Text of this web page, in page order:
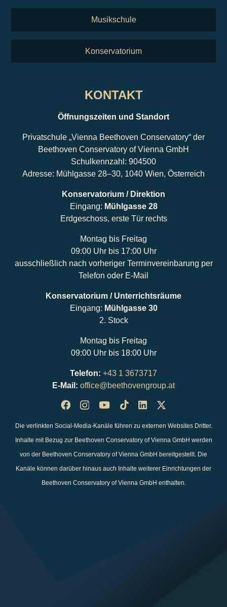
Musikschule
Konservatorium
KONTAKT
Öffnungszeiten und Standort
Privatschule „Vienna Beethoven Conservatory“ der
Beethoven Conservatory of Vienna GmbH
Schulkennzahl: 904500
Adresse: Mühlgasse 28–30, 1040 Wien, Österreich
Konservatorium / Direktion
Eingang: Mühlgasse 28
Erdgeschoss, erste Tür rechts
Montag bis Freitag
09:00 Uhr bis 17:00 Uhr
ausschließlich nach vorheriger Terminvereinbarung per
Telefon oder E-Mail
Konservatorium / Unterrichtsräume
Eingang: Mühlgasse 30
2. Stock
Montag bis Freitag
09:00 Uhr bis 18:00 Uhr
Telefon: +43 1 3673717
E-Mail: office@beethovengroup.at
Die verlinkten Social-Media-Kanäle führen zu externen Websites Dritter.
Inhalte mit Bezug zur Beethoven Conservatory of Vienna GmbH werden
von der Beethoven Conservatory of Vienna GmbH bereitgestellt. Die
Kanäle können darüber hinaus auch Inhalte weiterer Einrichtungen der
Beethoven Conservatory of Vienna GmbH enthalten.